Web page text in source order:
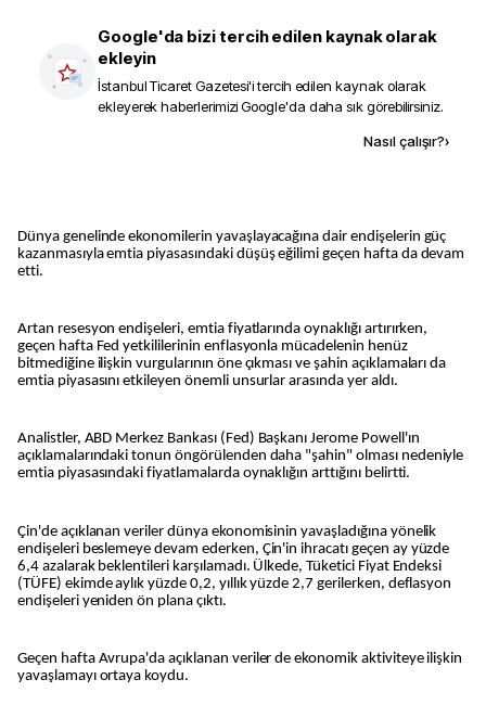
Google'da bizi tercih edilen kaynak olarak
ekleyin
İstanbul Ticaret Gazetesi'i tercih edilen kaynak olarak
ekleyerek haberlerimizi Google'da daha sık görebilirsiniz.
Nasıl çalışır?›
Dünya genelinde ekonomilerin yavaşlayacağına dair endişelerin güç
kazanmasıyla emtia piyasasındaki düşüş eğilimi geçen hafta da devam
etti.
Artan resesyon endişeleri, emtia fiyatlarında oynaklığı artırırken,
geçen hafta Fed yetkililerinin enflasyonla mücadelenin henüz
bitmediğine ilişkin vurgularının öne çıkması ve şahin açıklamaları da
emtia piyasasını etkileyen önemli unsurlar arasında yer aldı.
Analistler, ABD Merkez Bankası (Fed) Başkanı Jerome Powell'ın
açıklamalarındaki tonun öngörülenden daha "şahin" olması nedeniyle
emtia piyasasındaki fiyatlamalarda oynaklığın arttığını belirtti.
Çin'de açıklanan veriler dünya ekonomisinin yavaşladığına yönelik
endişeleri beslemeye devam ederken, Çin'in ihracatı geçen ay yüzde
6,4 azalarak beklentileri karşılamadı. Ülkede, Tüketici Fiyat Endeksi
(TÜFE) ekimde aylık yüzde 0,2, yıllık yüzde 2,7 gerilerken, deflasyon
endişeleri yeniden ön plana çıktı.
Geçen hafta Avrupa'da açıklanan veriler de ekonomik aktiviteye ilişkin
yavaşlamayı ortaya koydu.